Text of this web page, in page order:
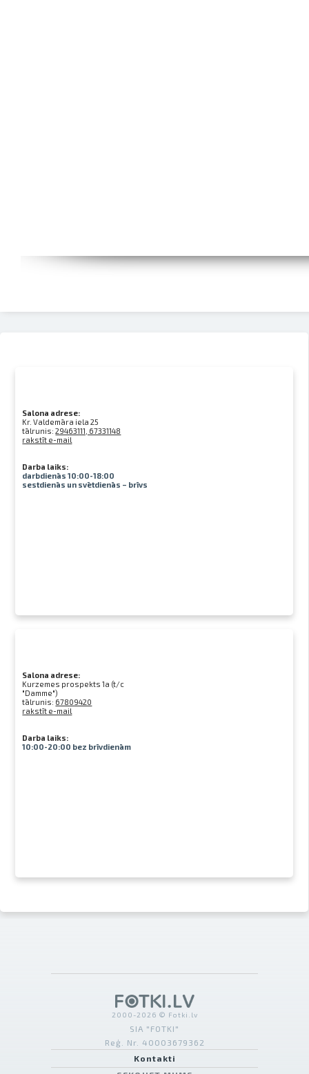
Salona adrese:
Kr. Valdemāra iela 25
tālrunis:29463111, 67331148
rakstīt e-mail
Darba laiks:
darbdienās 10:00-18:00
sestdienās un svētdienās – brīvs
Salona adrese:
Kurzemes prospekts 1a (t/c
"Damme")
tālrunis: 67809420
rakstīt e-mail
Darba laiks:
10:00-20:00 bez brīvdienām
2000-2026 © Fotki.lv
SIA "FOTKI"
Reģ. Nr. 40003679362
Kontakti